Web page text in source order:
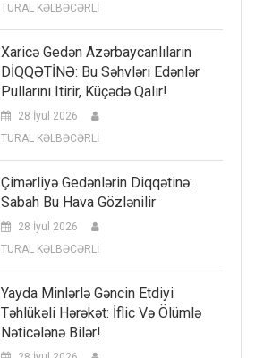
TURAL KƏLBƏCƏRLİ
Xaricə Gedən Azərbaycanlıların
DİQQƏTİNƏ: Bu Səhvləri Edənlər
Pullarını Itirir, Küçədə Qalır!
28 İyul 2026
TURAL KƏLBƏCƏRLİ
Çimərliyə Gedənlərin Diqqətinə:
Sabah Bu Hava Gözlənilir
28 İyul 2026
TURAL KƏLBƏCƏRLİ
Yayda Minlərlə Gəncin Etdiyi
Təhlükəli Hərəkət: İflic Və Ölümlə
Nəticələnə Bilər!